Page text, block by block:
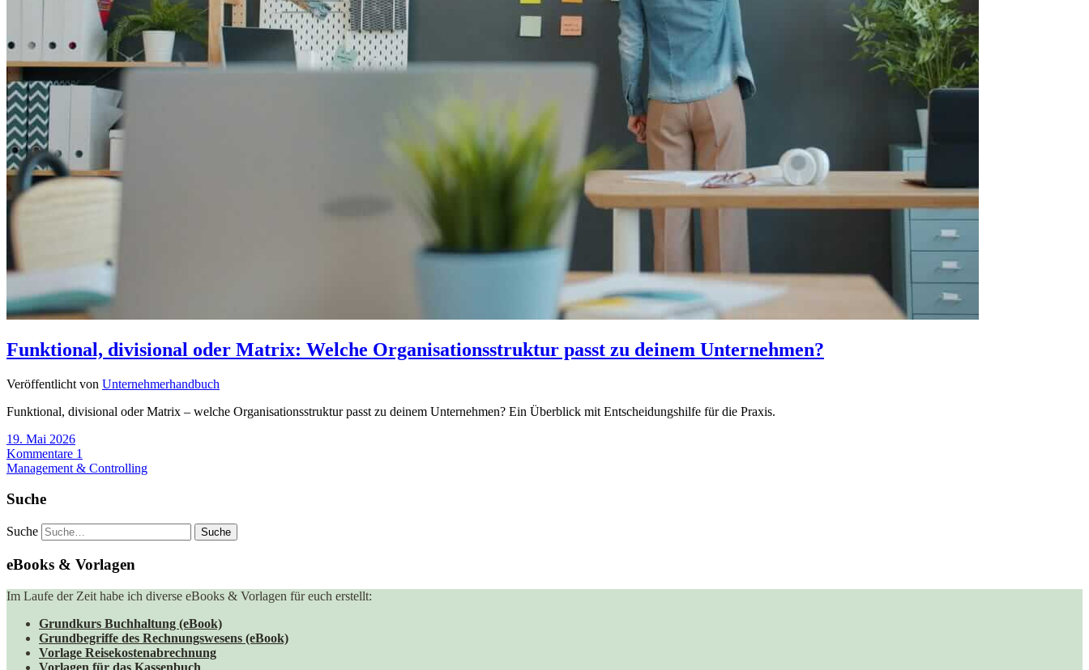
Funktional, divisional oder Matrix: Welche Organisationsstruktur passt zu deinem Unternehmen?
Veröffentlicht von Unternehmerhandbuch
Funktional, divisional oder Matrix – welche Organisationsstruktur passt zu deinem Unternehmen? Ein Überblick mit Entscheidungshilfe für die Praxis.
19. Mai 2026
Kommentare 1
Management & Controlling
Suche
Suche
eBooks & Vorlagen
Im Laufe der Zeit habe ich diverse eBooks & Vorlagen für euch erstellt:
Grundkurs Buchhaltung (eBook)
Grundbegriffe des Rechnungswesens (eBook)
Vorlage Reisekostenabrechnung
Vorlagen für das Kassenbuch